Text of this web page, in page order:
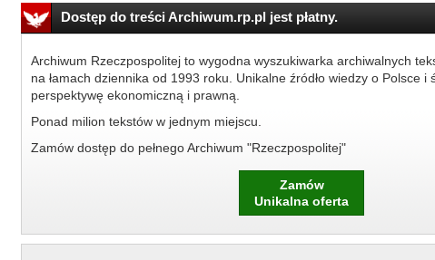
Dostęp do treści Archiwum.rp.pl jest płatny.
Archiwum Rzeczpospolitej to wygodna wyszukiwarka archiwalnych
na łamach dziennika od 1993 roku. Unikalne źródło wiedzy o Polsce i
perspektywę ekonomiczną i prawną.
Ponad milion tekstów w jednym miejscu.
Zamów dostęp do pełnego Archiwum "Rzeczpospolitej"
Zamów
Unikalna oferta